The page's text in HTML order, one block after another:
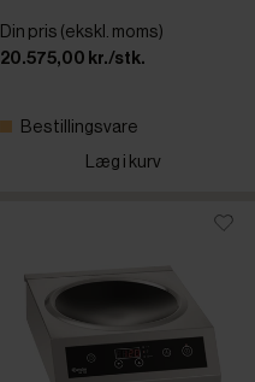
Din pris (ekskl. moms)
20.575,00 kr./stk.
Bestillingsvare
Læg i kurv